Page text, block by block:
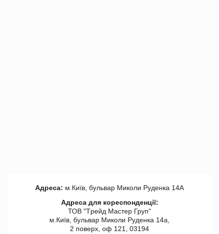
Адреса: м.Київ, бульвар Миколи Руденка 14А
Адреса для кореспонденції:
ТОВ "Tрейд Мастер Груп"
м.Київ, бульвар Миколи Руденка 14а,
2 поверх, оф 121, 03194